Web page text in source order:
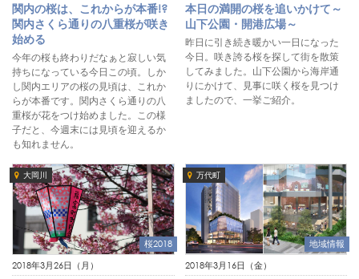
関内の桜は、これからが本番!?
関内さくら通りの八重桜が咲き
始める
今年の桜も終わりだなぁと寂しい気
持ちになっている今日この頃。しか
し関内エリアの桜の見頃は、これか
らが本番です。関内さくら通りの八
重桜が花をつけ始めました。この様
子だと、今週末には見頃を迎えるか
も知れません。
本日の満開の桜を追いかけて～
山下公園・開港広場～
昨日に引き続き暖かい一日になった
今日。咲き誇る桜を探して街を散策
してみました。山下公園から海岸通
りにかけて、見事に咲く桜を見つけ
ましたので、一挙ご紹介。
大岡川
桜2018
2018年3月26日（月）
万代町
地域情報
2018年3月16日（金）